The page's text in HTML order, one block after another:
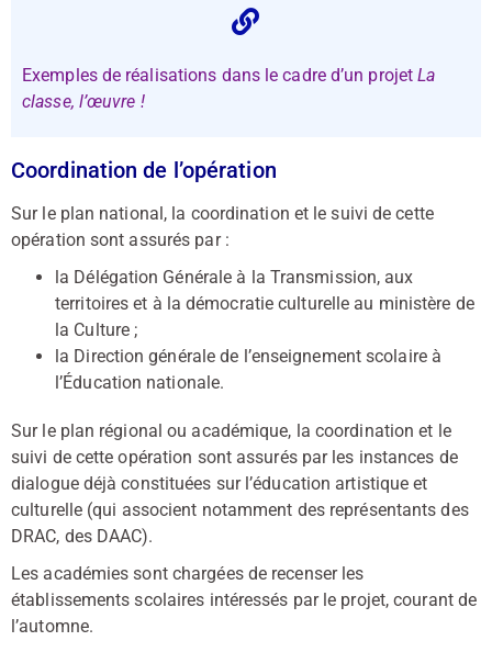
danse, théâtre, performance, récital, jeu de piste…
Exemples de réalisations dans le cadre d’un projetLa
classe, l’œuvre !
Coordination de l’opération
Sur le plan national, la coordination et le suivi de cette
opération sont assurés par :
la Délégation Générale à la Transmission, aux
territoires et à la démocratie culturelle au ministère de
la Culture ;
la Direction générale de l’enseignement scolaire à
l’Éducation nationale.
Sur le plan régional ou académique, la coordination et le
suivi de cette opération sont assurés par les instances de
dialogue déjà constituées sur l’éducation artistique et
culturelle (qui associent notamment des représentants des
DRAC, des DAAC).
Les académies sont chargées de recenser les
établissements scolaires intéressés par le projet, courant de
l’automne.